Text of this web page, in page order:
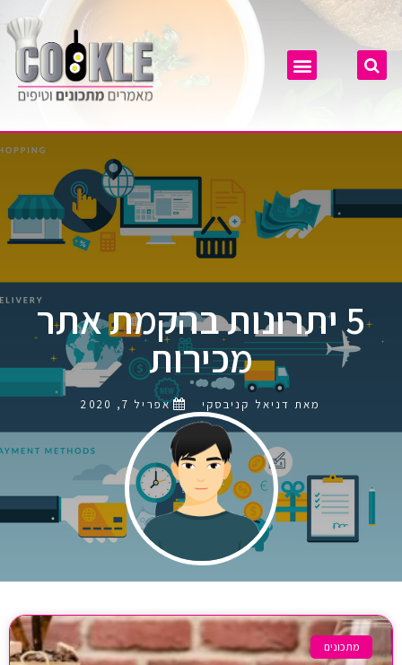
5 יתרונות בהקמת אתר
מכירות
מאת דניאל קניבסקי אפריל 7, 2020
מתכונים